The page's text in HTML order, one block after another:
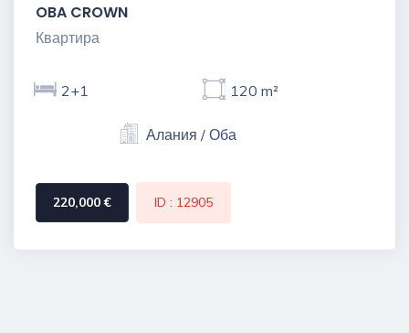
OBA CROWN
Квартира
2+1 120 m²
Алания / Оба
220,000 € ID : 12905